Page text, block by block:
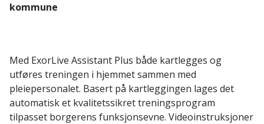
kommune
Med ExorLive Assistant Plus både kartlegges og
utføres treningen i hjemmet sammen med
pleiepersonalet. Basert på kartleggingen lages det
automatisk et kvalitetssikret treningsprogram
tilpasset borgerens funksjonsevne. Videoinstruksjoner